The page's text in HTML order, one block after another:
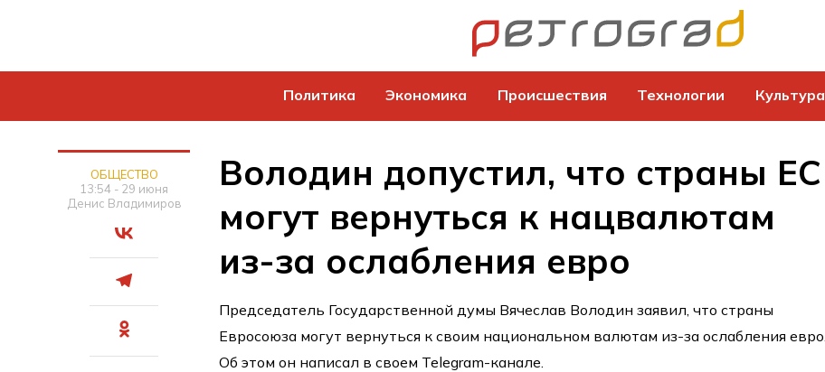
Политика Экономика Происшествия Технологии Культура
ОБЩЕСТВО
13:54 - 29 июня
Денис Владимиров
Володин допустил, что страны ЕС
могут вернуться к нацвалютам
из-за ослабления евро
Председатель Государственной думы Вячеслав Володин заявил, что страны
Евросоюза могут вернуться к своим национальном валютам из-за ослабления евро.
Об этом он написал в своем Telegram-канале.